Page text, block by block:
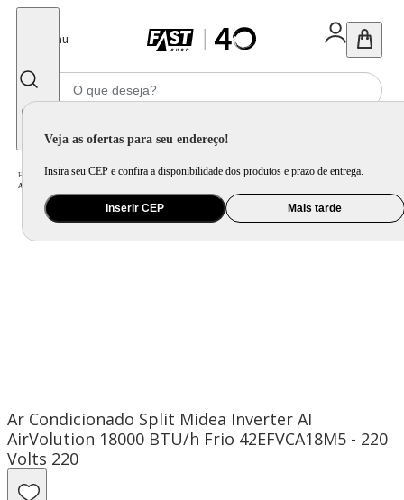
Menu
Veja as ofertas para seu endereço!
Insira seu CEP e confira a disponibilidade dos produtos e prazo de entrega.
Inserir CEP Mais tarde
Home Ar e Ventilação / Ar Condicionado
Ar Condicionado Split Midea Inverter AI AirVolution 18000 BTU/h Frio 42EFVCA18M5 - 220 Volts
Ar Condicionado Split Midea Inverter AI
AirVolution 18000 BTU/h Frio 42EFVCA18M5 - 220
Volts 220